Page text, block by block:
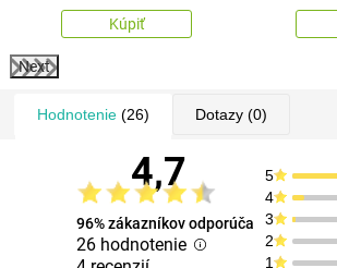
Kúpiť
Next
Hodnotenie(26) Dotazy(0)
4,7
96% zákazníkov odporúča
26 hodnotenie
5
4
3
2
1